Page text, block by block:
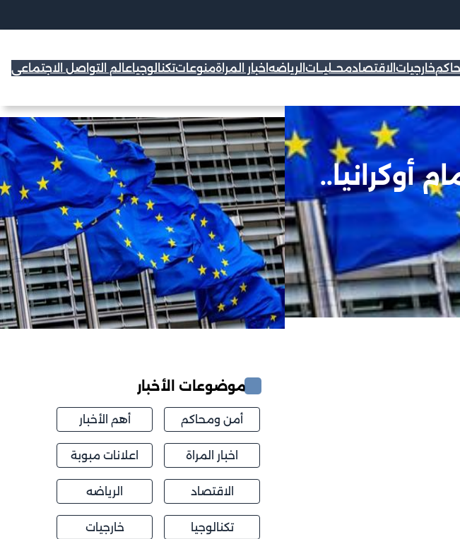
خارجيات الاقتصادمحــليــات الرياضه اخبار المراةمنوعاتتكنالوجياعالم التواصل الاجتماعي
أوكرانيا..
موضوعات الأخبار
أمن ومحاكم أهم الأخبار
اخبار المراة اعلانات مبوبة
الاقتصاد الرياضه
تكنالوجيا خارجيات